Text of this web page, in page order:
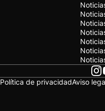
Política de privacidadAviso